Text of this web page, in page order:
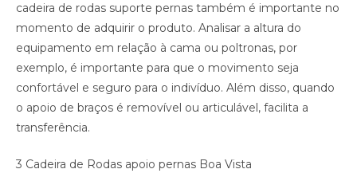
cadeira de rodas suporte pernas também é importante no
momento de adquirir o produto. Analisar a altura do
equipamento em relação à cama ou poltronas, por
exemplo, é importante para que o movimento seja
confortável e seguro para o indivíduo. Além disso, quando
o apoio de braços é removível ou articulável, facilita a
transferência.
3 Cadeira de Rodas apoio pernas Boa Vista